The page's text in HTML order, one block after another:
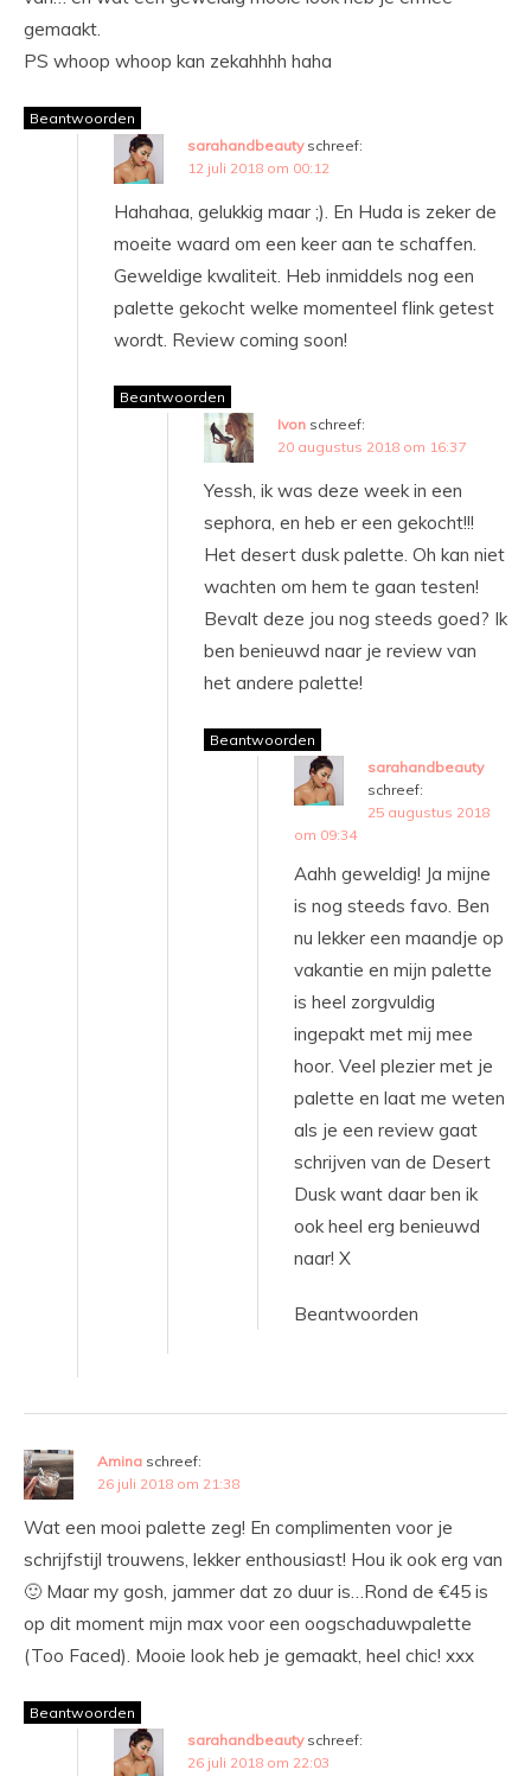
gemaakt.
PS whoop whoop kan zekahhhh haha
Beantwoorden
sarahandbeauty schreef:
12 juli 2018 om 00:12
Hahahaa, gelukkig maar ;). En Huda is zeker de
moeite waard om een keer aan te schaffen.
Geweldige kwaliteit. Heb inmiddels nog een
palette gekocht welke momenteel flink getest
wordt. Review coming soon!
Beantwoorden
Ivon schreef:
20 augustus 2018 om 16:37
Yessh, ik was deze week in een
sephora, en heb er een gekocht!!!
Het desert dusk palette. Oh kan niet
wachten om hem te gaan testen!
Bevalt deze jou nog steeds goed? Ik
ben benieuwd naar je review van
het andere palette!
Beantwoorden
sarahandbeauty
schreef:
25 augustus 2018
om 09:34
Aahh geweldig! Ja mijne
is nog steeds favo. Ben
nu lekker een maandje op
vakantie en mijn palette
is heel zorgvuldig
ingepakt met mij mee
hoor. Veel plezier met je
palette en laat me weten
als je een review gaat
schrijven van de Desert
Dusk want daar ben ik
ook heel erg benieuwd
naar! X
Beantwoorden
Amina schreef:
26 juli 2018 om 21:38
Wat een mooi palette zeg! En complimenten voor je
schrijfstijl trouwens, lekker enthousiast! Hou ik ook erg van
🙂 Maar my gosh, jammer dat zo duur is…Rond de €45 is
op dit moment mijn max voor een oogschaduwpalette
(Too Faced). Mooie look heb je gemaakt, heel chic! xxx
Beantwoorden
sarahandbeauty schreef:
26 juli 2018 om 22:03